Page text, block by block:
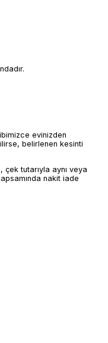
evinizden
belirlenen kesinti
çek tutarıyla aynı veya
nakit iade